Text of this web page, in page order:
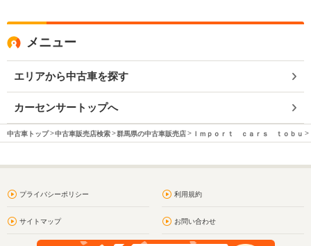
メニュー
エリアから中古車を探す
カーセンサートップへ
中古車トップ 中古車販売店検索 群馬県の中古車販売店 Ｉｍｐｏｒｔ ｃａｒｓ ｔｏｂｕ
プライバシーポリシー 利用規約
サイトマップ お問い合わせ